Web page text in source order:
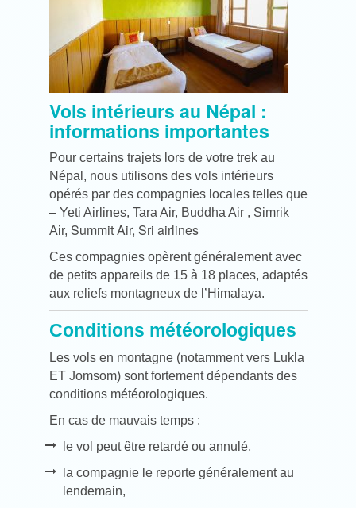
Vols intérieurs au Népal :
informations importantes
Pour certains trajets lors de votre trek au
Népal, nous utilisons des vols intérieurs
opérés par des compagnies locales telles que
– Yeti Airlines, Tara Air, Buddha Air, Simrik
Air, Summit Air, Sri airlines
Ces compagnies opèrent généralement avec
de petits appareils de 15 à 18 places, adaptés
aux reliefs montagneux de l’Himalaya.
Conditions météorologiques
Les vols en montagne (notamment vers Lukla
ET Jomsom) sont fortement dépendants des
conditions météorologiques.
En cas de mauvais temps :
le vol peut être retardé ou annulé,
la compagnie le reporte généralement au
lendemain,